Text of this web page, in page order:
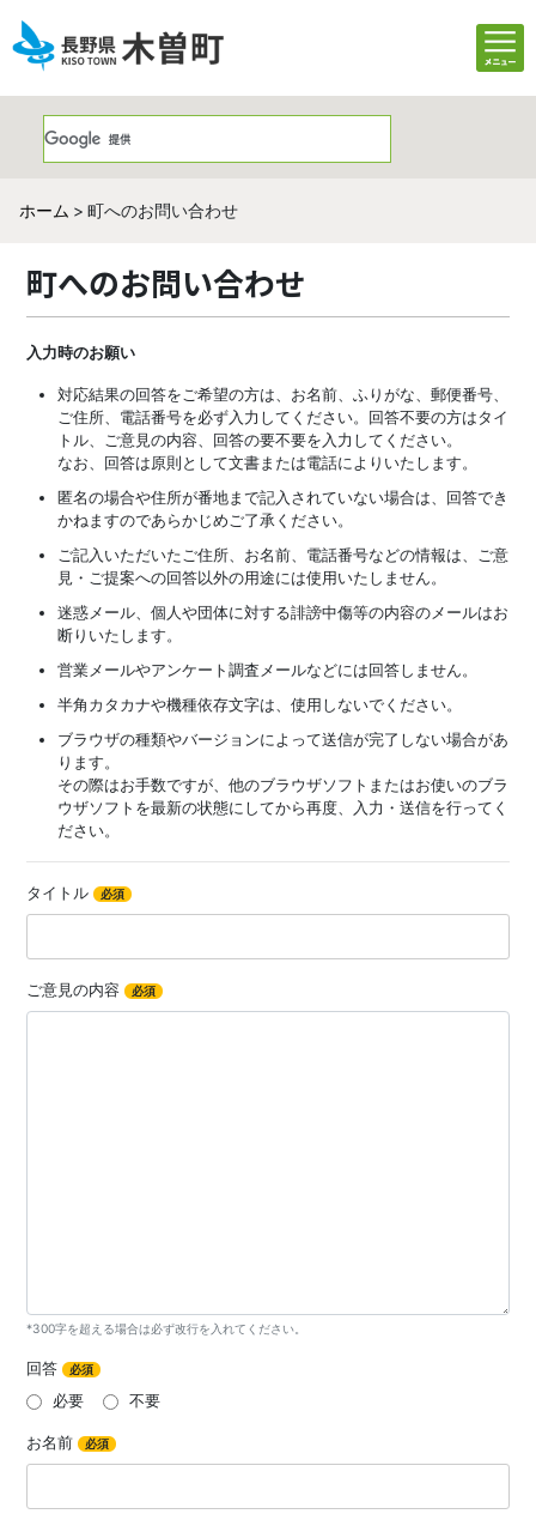
ホーム 町へのお問い合わせ
町へのお問い合わせ
入力時のお願い
対応結果の回答をご希望の方は、お名前、ふりがな、郵便番号、
ご住所、電話番号を必ず入力してください。回答不要の方はタイ
トル、ご意見の内容、回答の要不要を入力してください。
なお、回答は原則として文書または電話によりいたします。
匿名の場合や住所が番地まで記入されていない場合は、回答でき
かねますのであらかじめご了承ください。
ご記入いただいたご住所、お名前、電話番号などの情報は、ご意
見・ご提案への回答以外の用途には使用いたしません。
迷惑メール、個人や団体に対する誹謗中傷等の内容のメールはお
断りいたします。
営業メールやアンケート調査メールなどには回答しません。
半角カタカナや機種依存文字は、使用しないでください。
ブラウザの種類やバージョンによって送信が完了しない場合があ
ります。
その際はお手数ですが、他のブラウザソフトまたはお使いのブラ
ウザソフトを最新の状態にしてから再度、入力・送信を行ってく
ださい。
タイトル 必須
ご意見の内容 必須
*300字を超える場合は必ず改行を入れてください。
回答 必須
必要 不要
お名前 必須